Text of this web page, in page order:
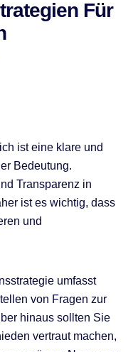
Für
ist eine klare und
Bedeutung.
Transparenz in
ist es wichtig, dass
und
umfasst
von Fragen zur
hinaus sollten Sie
vertraut machen,